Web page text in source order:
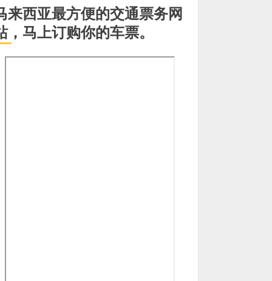
来西亚最方便的交通票务网
，马上订购你的车票。